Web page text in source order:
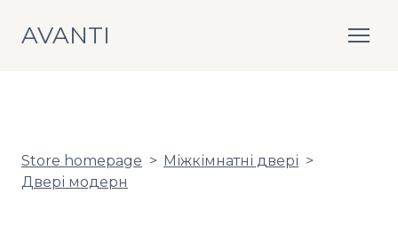
AVANTI
Store homepage
Міжкімнатні двері
Двері модерн